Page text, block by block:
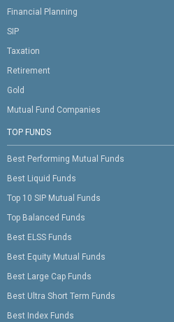
Financial Planning
SIP
Taxation
Retirement
Gold
Mutual Fund Companies
TOP FUNDS
Best Performing Mutual Funds
Best Liquid Funds
Top 10 SIP Mutual Funds
Top Balanced Funds
Best ELSS Funds
Best Equity Mutual Funds
Best Large Cap Funds
Best Ultra Short Term Funds
Best Index Funds